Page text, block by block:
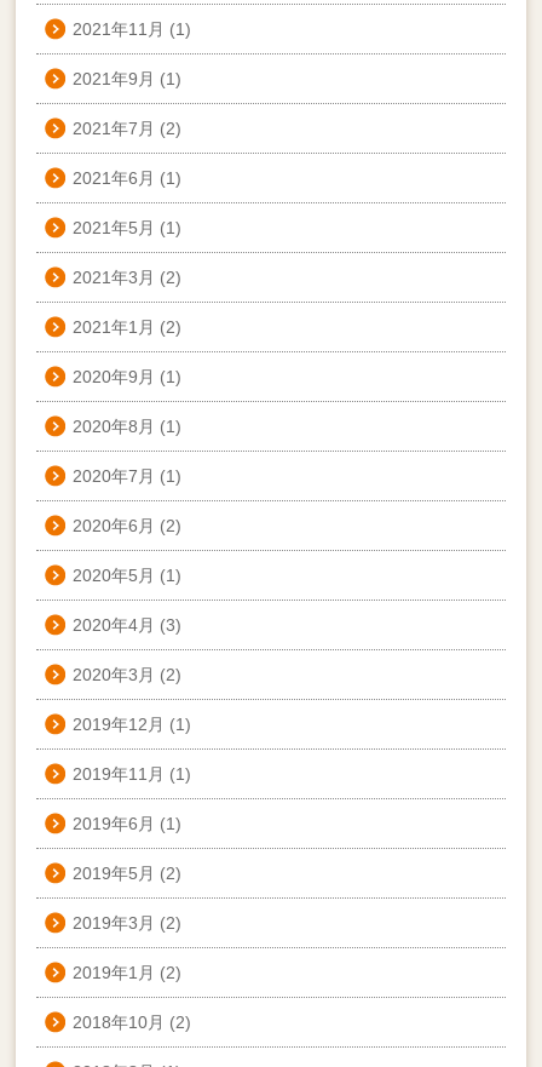
2021年11月 (1)
2021年9月 (1)
2021年7月 (2)
2021年6月 (1)
2021年5月 (1)
2021年3月 (2)
2021年1月 (2)
2020年9月 (1)
2020年8月 (1)
2020年7月 (1)
2020年6月 (2)
2020年5月 (1)
2020年4月 (3)
2020年3月 (2)
2019年12月 (1)
2019年11月 (1)
2019年6月 (1)
2019年5月 (2)
2019年3月 (2)
2019年1月 (2)
2018年10月 (2)